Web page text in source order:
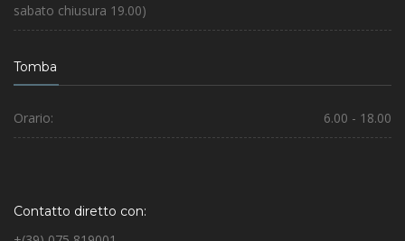
sabato chiusura 19.00)
Tomba
Orario: 6.00 - 18.00
Contatto diretto con: